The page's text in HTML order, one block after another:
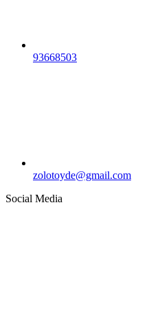
93668503
zolotoyde@gmail.com
Social Media